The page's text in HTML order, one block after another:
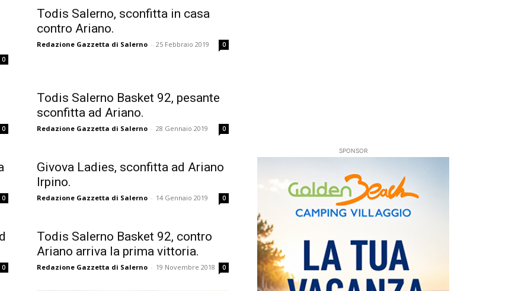
0
Todis Salerno, sconfitta in casa
contro Ariano.
Redazione Gazzetta di Salerno - 25 Febbraio 2019 0
0
Todis Salerno Basket 92, pesante
sconfitta ad Ariano.
Redazione Gazzetta di Salerno - 28 Gennaio 2019 0
0
Givova Ladies, sconfitta ad Ariano
Irpino.
Redazione Gazzetta di Salerno - 14 Gennaio 2019 0
0
Todis Salerno Basket 92, contro
Ariano arriva la prima vittoria.
Redazione Gazzetta di Salerno - 19 Novembre 2018 0
SPONSOR